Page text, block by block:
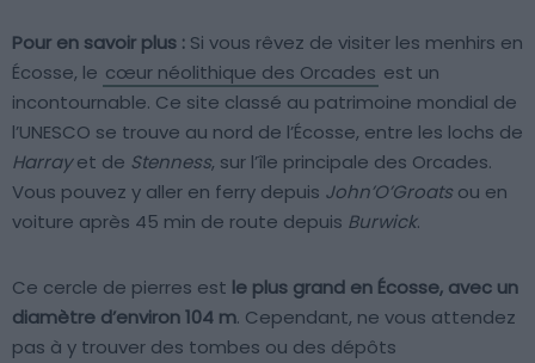
Pour en savoir plus : Si vous rêvez de visiter les menhirs en
Écosse, le cœur néolithique des Orcades est un
incontournable. Ce site classé au patrimoine mondial de
l’UNESCO se trouve au nord de l’Écosse, entre les lochs de
Harrayet de Stenness, sur l’île principale des Orcades.
Vous pouvez y aller en ferry depuis John’O’Groats ou en
voiture après 45 min de route depuis Burwick.
Ce cercle de pierres est le plus grand en Écosse, avec un
diamètre d’environ 104 m. Cependant, ne vous attendez
pas à y trouver des tombes ou des dépôts